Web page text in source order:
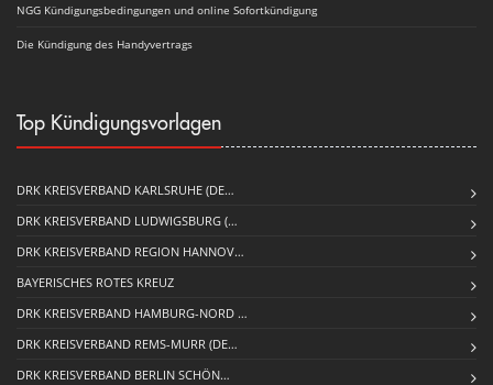
NGG Kündigungsbedingungen und online Sofortkündigung
Die Kündigung des Handyvertrags
Top Kündigungsvorlagen
DRK KREISVERBAND KARLSRUHE (DE…
DRK KREISVERBAND LUDWIGSBURG (…
DRK KREISVERBAND REGION HANNOV…
BAYERISCHES ROTES KREUZ
DRK KREISVERBAND HAMBURG-NORD …
DRK KREISVERBAND REMS-MURR (DE…
DRK KREISVERBAND BERLIN SCHÖN…